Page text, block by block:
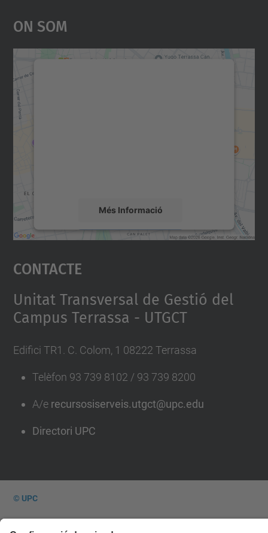
On Som
Més Informació
Accepta
powered by
Contacte
Unitat Transversal de Gestió del
Campus Terrassa - UTGCT
Edifici TR1. C. Colom, 1 08222 Terrassa
Telèfon 93 739 8102 / 93 739 8200
A/e recursosiserveis.utgct@upc.edu
Directori UPC
© UPC